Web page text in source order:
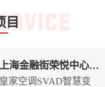
目
上海金融街荣悦中心A
幢兴业银行上海分行
皇家空调SVAD智慧变